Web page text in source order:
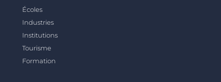
Écoles
Industries
Institutions
Tourisme
Formation